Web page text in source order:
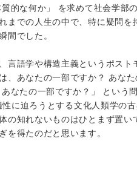
的な何か」 を求めて社会学部
までの人生の中で、特に疑問を
間でした。
言語学や構造主義というポスト
、あなたの一部ですか？ あな
なたの一部ですか？」 という
に迫ろうとする文化人類学の
知れないものはひとまず置い
を得たのだと思います。